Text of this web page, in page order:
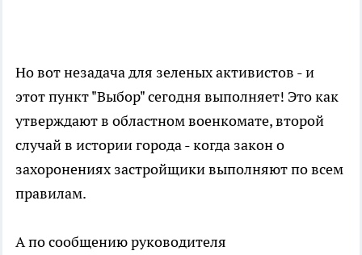
Но вот незадача для зеленых активистов - и
этот пункт "Выбор" сегодня выполняет! Это как
утверждают в областном военкомате, второй
случай в истории города - когда закон о
захоронениях застройщики выполняют по всем
правилам.
А по сообщению руководителя